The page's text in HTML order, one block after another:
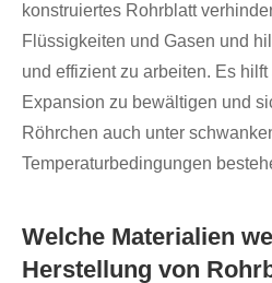
konstruiertes Rohrblatt
Flüssigkeiten und Gasen und
und effizient zu arbeiten. Es
Expansion zu bewältigen und
Röhrchen auch unter
Temperaturbedingungen
Welche Materialien
Herstellung von